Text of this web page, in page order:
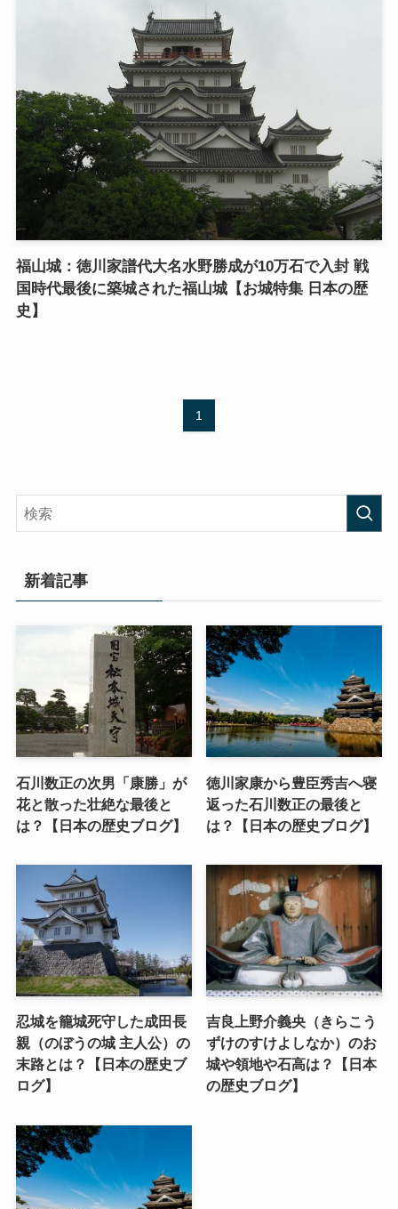
福山城：徳川家譜代大名水野勝成が10万石で入封 戦
国時代最後に築城された福山城【お城特集 日本の歴
史】
1
新着記事
石川数正の次男「康勝」が
花と散った壮絶な最後と
は？【日本の歴史ブログ】
徳川家康から豊臣秀吉へ寝
返った石川数正の最後と
は？【日本の歴史ブログ】
忍城を籠城死守した成田長
親（のぼうの城 主人公）の
末路とは？【日本の歴史ブ
ログ】
吉良上野介義央（きらこう
ずけのすけよしなか）のお
城や領地や石高は？【日本
の歴史ブログ】